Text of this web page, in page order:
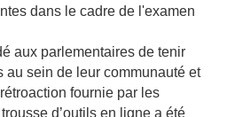
dans le cadre de l'examen
aux parlementaires de tenir
au sein de leur communauté et
fournie par les
d’outils en ligne a été